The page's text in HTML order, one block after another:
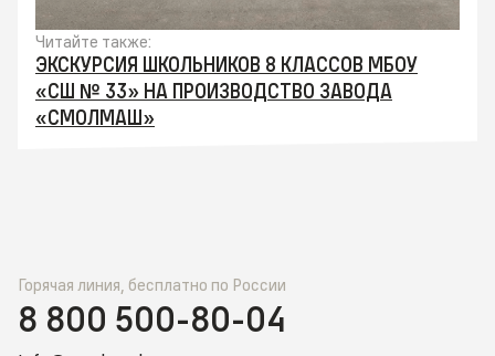
Читайте также:
ЭКСКУРСИЯ ШКОЛЬНИКОВ 8 КЛАССОВ МБОУ
«СШ № 33» НА ПРОИЗВОДСТВО ЗАВОДА
«СМОЛМАШ»
Горячая линия, бесплатно по России
8 800 500-80-04